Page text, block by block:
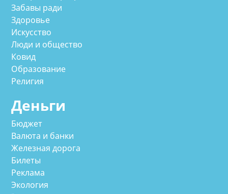
Забавы ради
Здоровье
Искусство
Люди и общество
Ковид
Образование
Религия
Деньги
Бюджет
Валюта и банки
Железная дорога
Билеты
Реклама
Экология